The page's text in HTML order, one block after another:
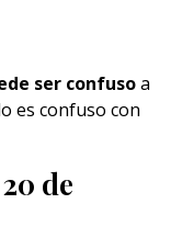
ser confusoa
es confuso con
de